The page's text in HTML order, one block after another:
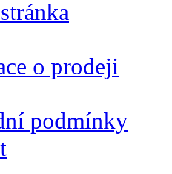
o prodeji
podmínky